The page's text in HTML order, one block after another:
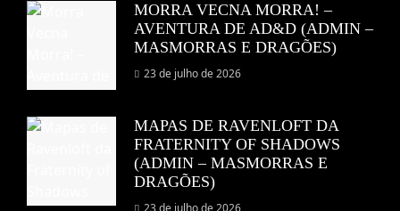
MORRA VECNA MORRA! –
AVENTURA DE AD&D (ADMIN –
MASMORRAS E DRAGÕES)
23 de julho de 2026
MAPAS DE RAVENLOFT DA
FRATERNITY OF SHADOWS
(ADMIN – MASMORRAS E
DRAGÕES)